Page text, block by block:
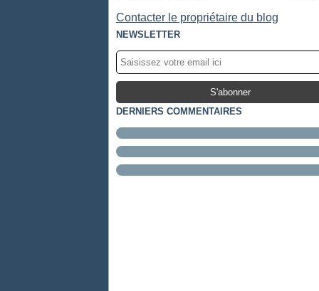
Contacter le propriétaire du blog
NEWSLETTER
DERNIERS COMMENTAIRES